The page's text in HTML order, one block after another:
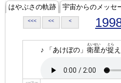
はやぶさの軌跡 宇宙からのメッセ
<<< << <
♪ 「あけぼの」 衛星
えいせい
が捉
とら